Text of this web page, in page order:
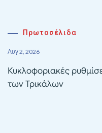
Πρωτοσέλιδα
Αυγ 2, 2026
Κυκλοφοριακές
των Τρικάλων